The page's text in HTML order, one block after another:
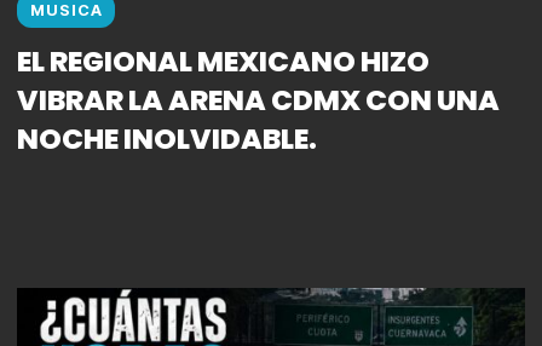
MUSICA
EL REGIONAL MEXICANO HIZO
VIBRAR LA ARENA CDMX CON UNA
NOCHE INOLVIDABLE.